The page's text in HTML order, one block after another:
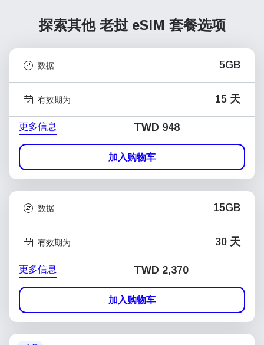
探索其他 老挝 eSIM 套餐选项
数据 5GB
有效期为 15 天
更多信息 TWD 948
加入购物车
数据 15GB
有效期为 30 天
更多信息 TWD 2,370
加入购物车